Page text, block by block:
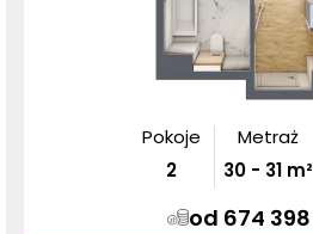
Pokoje
2
Metraż
30- 31m²
od 674 398